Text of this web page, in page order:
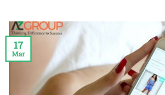
17
Mar